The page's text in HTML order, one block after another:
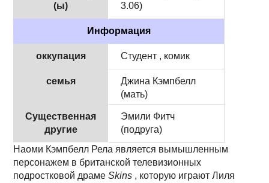
(ы)
3.06)
Информация
оккупация Студент , комик
семья
Джина Кэмпбелл
(мать)
Существенная
другие
Эмили Фитч
(подруга)
Наоми Кэмпбелл Рела является вымышленным
персонажем в британской телевизионных
подростковой драмеSkins , которую играют Лиля